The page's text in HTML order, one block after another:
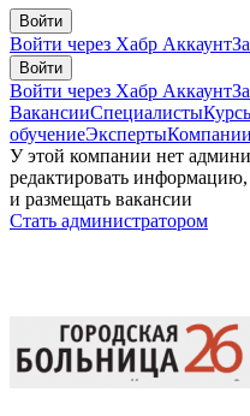
Войти
Войти через Хабр Аккаунт
Войти
Войти через Хабр Аккаунт
ВакансииСпециалисты
обучениеЭкспертыКомпании
У этой компании нет
редактировать
и размещать вакансии
Стать администратором